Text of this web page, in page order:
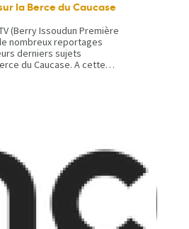
la Berce du Caucase
(Berry Issoudun Première
nombreux reportages
derniers sujets
du Caucase. A cette…